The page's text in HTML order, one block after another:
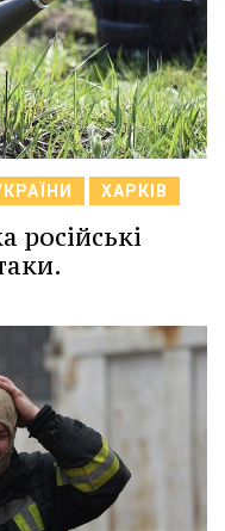
ХАРКІВ
російські